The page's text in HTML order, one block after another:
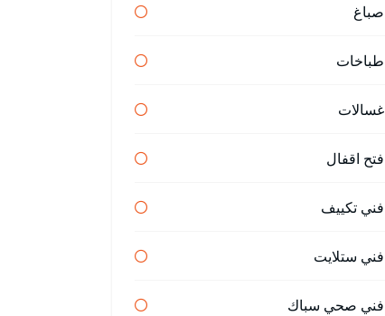
صباغ
طباخات
غسالات
فتح اقفال
فني تكييف
فني ستلايت
فني صحي سباك